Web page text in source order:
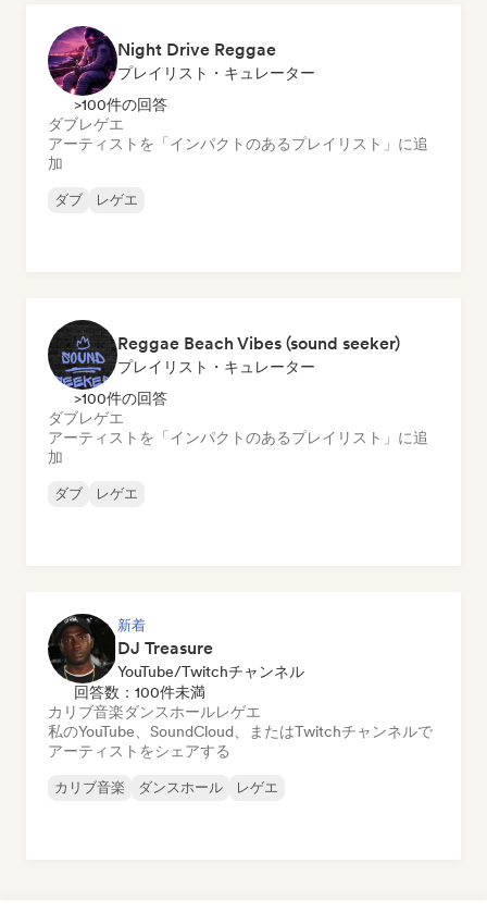
Night Drive Reggae
プレイリスト・キュレーター
>100件の回答
ダブレゲエ
アーティストを「インパクトのあるプレイリスト」に追
加
ダブ レゲエ
Reggae Beach Vibes (sound seeker)
プレイリスト・キュレーター
>100件の回答
ダブレゲエ
アーティストを「インパクトのあるプレイリスト」に追
加
ダブ レゲエ
新着
DJ Treasure
YouTube/Twitchチャンネル
回答数：100件未満
カリブ音楽ダンスホールレゲエ
私のYouTube、SoundCloud、またはTwitchチャンネルで
アーティストをシェアする
カリブ音楽 ダンスホール レゲエ